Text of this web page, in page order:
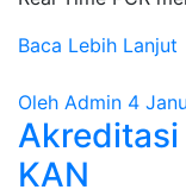
Baca Lebih Lanjut
Oleh Admin 4
Akreditasi
KAN